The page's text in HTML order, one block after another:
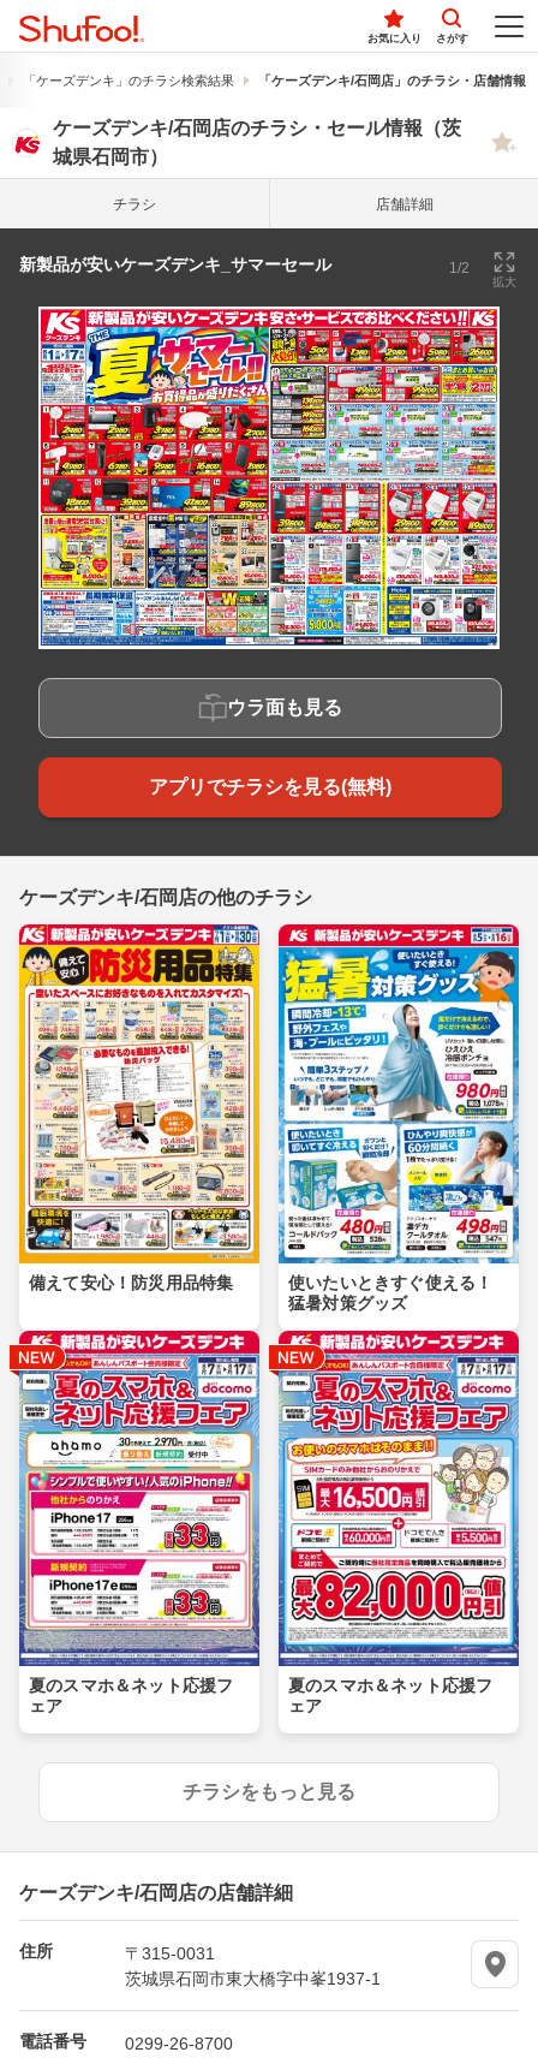
お気に入り さがす
「ケーズデンキ」のチラシ検索結果 「ケーズデンキ/石岡店」のチラシ・店舗情報
ケーズデンキ/石岡店のチラシ・セール情報（茨
城県石岡市）
チラシ 店舗詳細
新製品が安いケーズデンキ_サマーセール 1/2
拡大
ウラ面も見る
アプリでチラシを見る(無料)
ケーズデンキ/石岡店の他のチラシ
備えて安心！防災用品特集
使いたいときすぐ使える！
猛暑対策グッズ
夏のスマホ＆ネット応援フ
ェア
夏のスマホ＆ネット応援フ
ェア
チラシをもっと見る
ケーズデンキ/石岡店の店舗詳細
住所
〒315-0031
茨城県石岡市東大橋字中峯1937-1
電話番号 0299-26-8700